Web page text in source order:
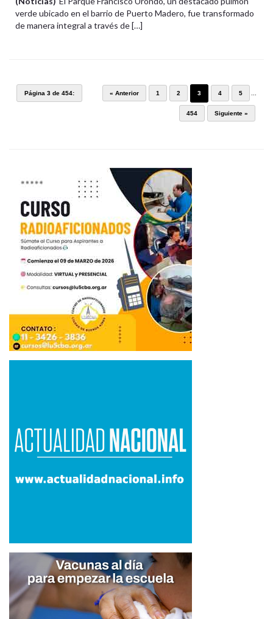
verde ubicado en el barrio de Puerto Madero, fue transformado
de manera integral a través de […]
Página 3 de 454: « Anterior 1 2 3 4 5 ...
454 Siguiente »